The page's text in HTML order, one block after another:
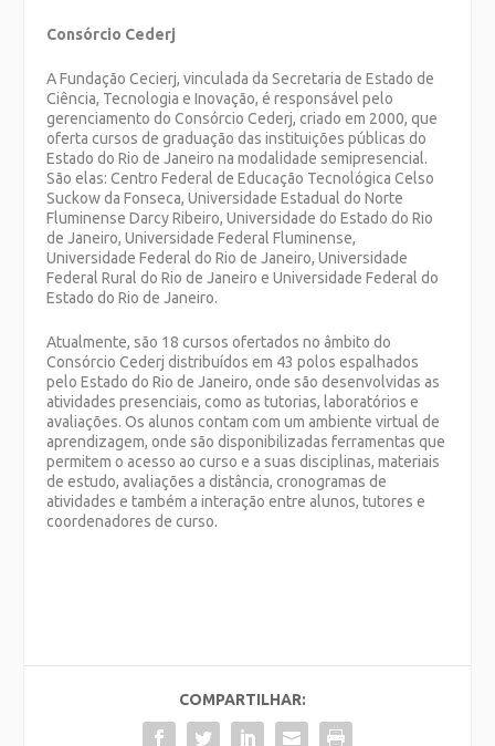
Consórcio Cederj
A Fundação Cecierj, vinculada da Secretaria de Estado de
Ciência, Tecnologia e Inovação, é responsável pelo
gerenciamento do Consórcio Cederj, criado em 2000, que
oferta cursos de graduação das instituições públicas do
Estado do Rio de Janeiro na modalidade semipresencial.
São elas: Centro Federal de Educação Tecnológica Celso
Suckow da Fonseca, Universidade Estadual do Norte
Fluminense Darcy Ribeiro, Universidade do Estado do Rio
de Janeiro, Universidade Federal Fluminense,
Universidade Federal do Rio de Janeiro, Universidade
Federal Rural do Rio de Janeiro e Universidade Federal do
Estado do Rio de Janeiro.
Atualmente, são 18 cursos ofertados no âmbito do
Consórcio Cederj distribuídos em 43 polos espalhados
pelo Estado do Rio de Janeiro, onde são desenvolvidas as
atividades presenciais, como as tutorias, laboratórios e
avaliações. Os alunos contam com um ambiente virtual de
aprendizagem, onde são disponibilizadas ferramentas que
permitem o acesso ao curso e a suas disciplinas, materiais
de estudo, avaliações a distância, cronogramas de
atividades e também a interação entre alunos, tutores e
coordenadores de curso.
COMPARTILHAR: